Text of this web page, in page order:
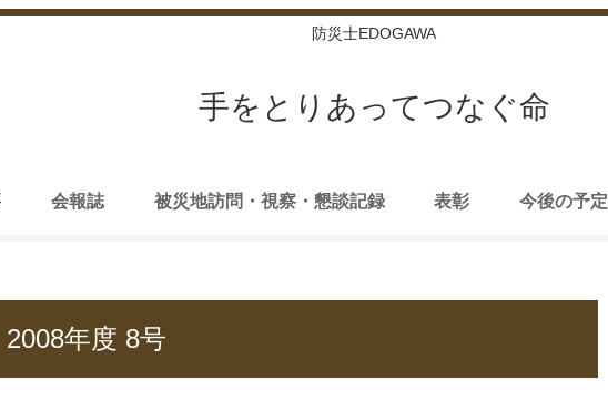
防災士EDOGAWA
手をとりあってつなぐ命
会報誌 被災地訪問・視察・懇談記録 表彰 今後の予定
年度 8号